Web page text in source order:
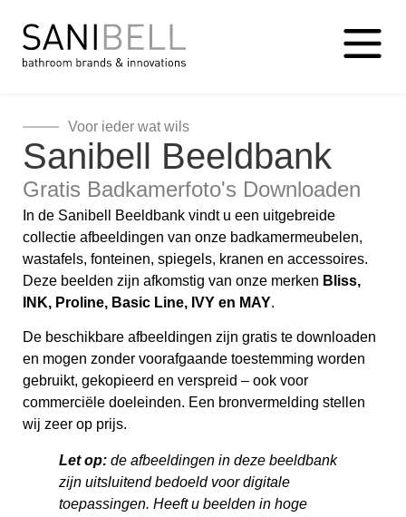
Voor ieder wat wils
Sanibell Beeldbank
Gratis Badkamerfoto's Downloaden
In de Sanibell Beeldbank vindt u een uitgebreide
collectie afbeeldingen van onze badkamermeubelen,
wastafels, fonteinen, spiegels, kranen en accessoires.
Deze beelden zijn afkomstig van onze merken Bliss,
INK, Proline, Basic Line, I VY en MAY.
De beschikbare afbeeldingen zijn gratis te downloaden
en mogen zonder voorafgaande toestemming worden
gebruikt, gekopieerd en verspreid – ook voor
commerciële doeleinden. Een bronvermelding stellen
wij zeer op prijs.
Let op: de afbeeldingen in deze beeldbank
zijn uitsluitend bedoeld voor digitale
toepassingen. Heeft u beelden in hoge